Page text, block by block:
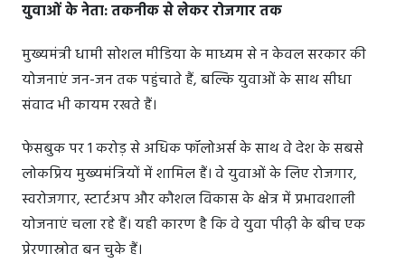
युवाओं के नेता: तकनीक से लेकर रोजगार तक
मुख्यमंत्री धामी सोशल मीडिया के माध्यम से न केवल सरकार की
योजनाएं जन-जन तक पहुंचाते हैं, बल्कि युवाओं के साथ सीधा
संवाद भी कायम रखते हैं।
फेसबुक पर 1 करोड़ से अधिक फॉलोअर्स के साथ वे देश के सबसे
लोकप्रिय मुख्यमंत्रियों में शामिल हैं। वे युवाओं के लिए रोजगार,
स्वरोजगार, स्टार्टअप और कौशल विकास के क्षेत्र में प्रभावशाली
योजनाएं चला रहे हैं। यही कारण है कि वे युवा पीढ़ी के बीच एक
प्रेरणास्रोत बन चुके हैं।